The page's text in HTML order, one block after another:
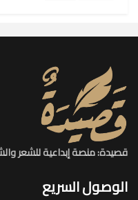
قصيدة: منصة إبداعية للشعر
الوصول السريع